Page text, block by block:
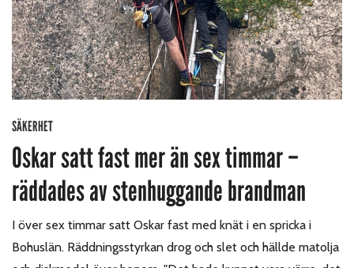
SÄKERHET
Oskar satt fast mer än sex timmar –
räddades av stenhuggande brandman
I över sex timmar satt Oskar fast med knät i en spricka i
Bohuslän. Räddningsstyrkan drog och slet och hällde matolja